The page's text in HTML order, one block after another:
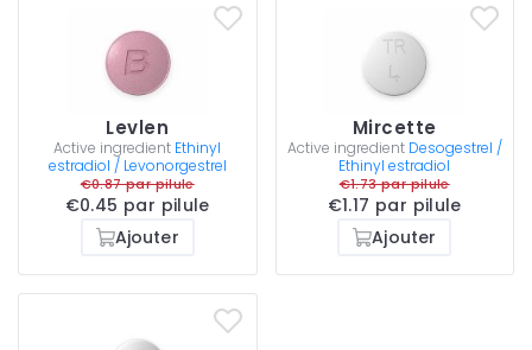
Levlen
Active ingredient Ethinyl
estradiol / Levonorgestrel
€0.87 par pilule
€0.45 par pilule
Ajouter
Mircette
Active ingredient Desogestrel /
Ethinyl estradiol
€1.73 par pilule
€1.17 par pilule
Ajouter